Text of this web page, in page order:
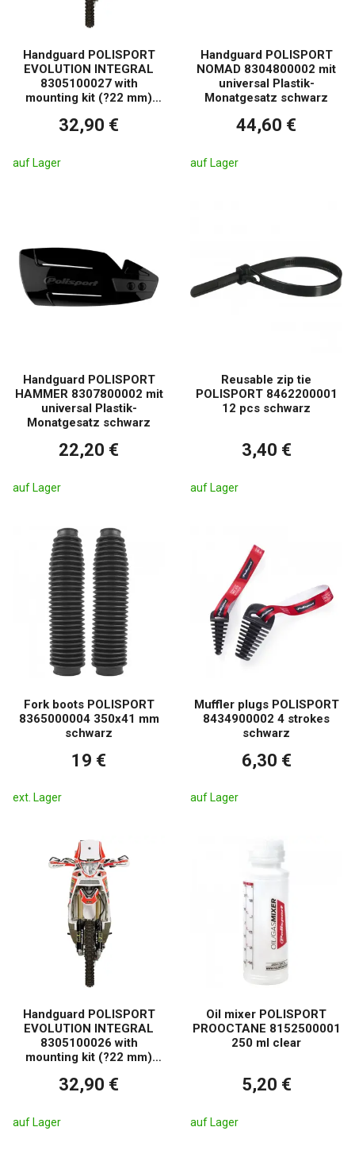
Handguard POLISPORT
EVOLUTION INTEGRAL
8305100027 with
mounting kit (?22 mm)
32,90 €
auf Lager
Handguard POLISPORT
NOMAD 8304800002 mit
universal Plastik-
Monatgesatz schwarz
44,60 €
auf Lager
Handguard POLISPORT
HAMMER 8307800002 mit
universal Plastik-
Monatgesatz schwarz
22,20 €
auf Lager
Reusable zip tie
POLISPORT 8462200001
12 pcs schwarz
3,40 €
auf Lager
Fork boots POLISPORT
8365000004 350x41 mm
schwarz
19 €
ext. Lager
Muffler plugs POLISPORT
8434900002 4 strokes
schwarz
6,30 €
auf Lager
Handguard POLISPORT
EVOLUTION INTEGRAL
8305100026 with
mounting kit (?22 mm)
32,90 €
auf Lager
Oil mixer POLISPORT
PROOCTANE 8152500001
250 ml clear
5,20 €
auf Lager